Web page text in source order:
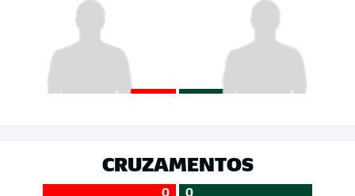
CRUZAMENTOS